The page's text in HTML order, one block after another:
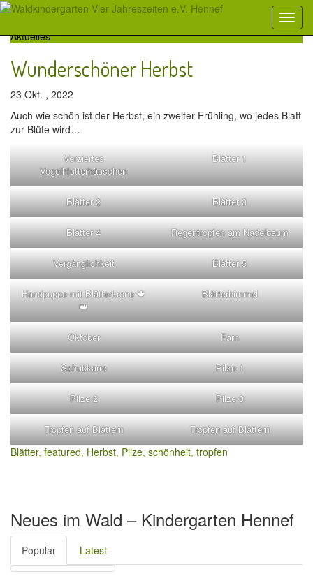
Aktuelles
Wunderschöner Herbst
23 Okt. , 2022
Auch wie schön ist der Herbst, ein zweiter Frühling, wo jedes Blatt
zur Blüte wird…
Verziertes
Vogelhfutterhäuschen
Blätter 1
Blätter 2 Blätter 3
Blätter 4 Regentropfen am Nadelbaum
Vergänglichkeit Blätter 5
Handpuppe mit Blätterkrone 🍁
👑
Blätterhimmel
Oktober Farn
Schubkarre Pilze 1
Pilze 2 Pilze 3
Tropfen auf Blättern Tropfen auf Blättern
Blätter, featured, Herbst, Pilze, schönheit, tropfen
Neues im Wald – Kindergarten Hennef
Popular Latest